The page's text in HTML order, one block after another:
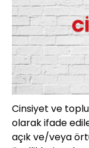
Cinsiyet ve
olarak ifade
açık ve/veya